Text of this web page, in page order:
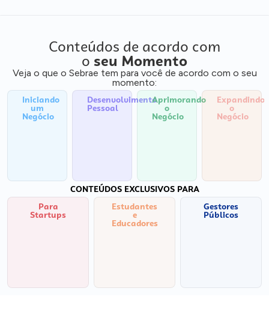
Conteúdos de acordo com
o seu Momento
Veja o que o Sebrae tem para você de acordo com o seu
momento:
Iniciando
um
Negócio
Desenvolvimento
Pessoal
Aprimorando
o
Negócio
Expandindo
o
Negócio
CONTEÚDOS EXCLUSIVOS PARA
Para
Startups
Estudantes
e
Educadores
Gestores
Públicos